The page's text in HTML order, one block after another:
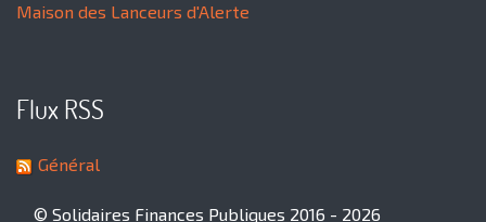
Maison des Lanceurs d'Alerte
Flux RSS
Général
© Solidaires Finances Publiques 2016 - 2026